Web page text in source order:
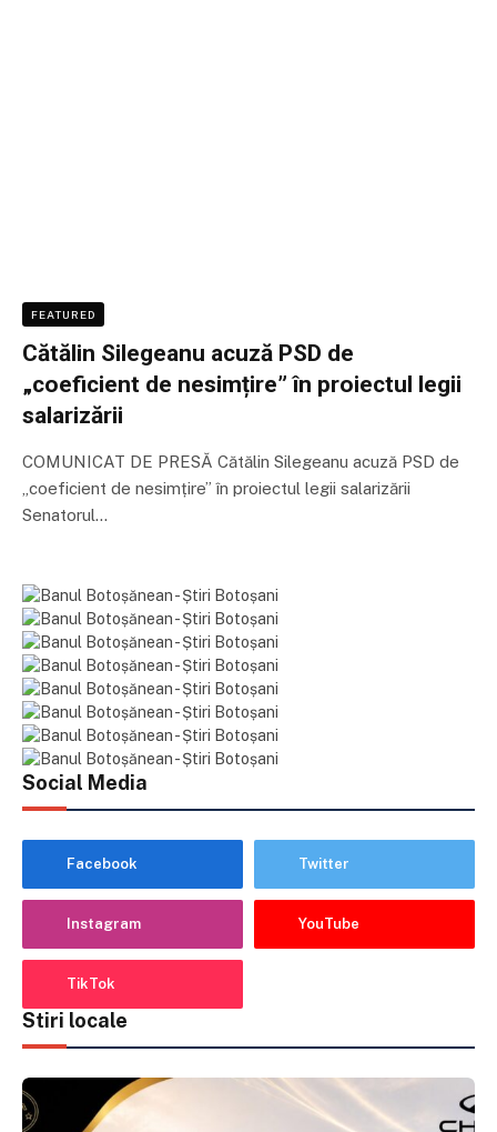
FEATURED
Cătălin Silegeanu acuză PSD de
„coeficient de nesimțire” în proiectul legii
salarizării
COMUNICAT DE PRESĂ Cătălin Silegeanu acuză PSD de
„coeficient de nesimțire” în proiectul legii salarizării
Senatorul…
Social Media
Facebook Twitter
Instagram YouTube
TikTok
Stiri locale